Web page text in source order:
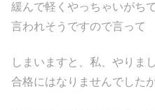
緩んで軽くやっちゃいがち
言われそうですので言って
しまいますと、私、やりま
合格にはなりませんでした